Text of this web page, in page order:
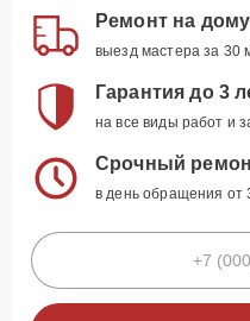
Ремонт на дому
выезд мастера за 30
Гарантия до 3
на все виды работ и
Срочный
в день обращения от